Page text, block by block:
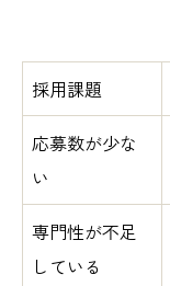
採用課題
応募数が少な
い
専門性が不足
している